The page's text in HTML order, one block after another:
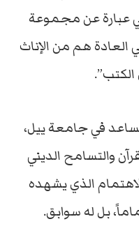
عبارة عن مجموعة
هم من الإناث
في جامعة ييل،
والتسامح الديني
الذي يشهده
بل له سوابق.